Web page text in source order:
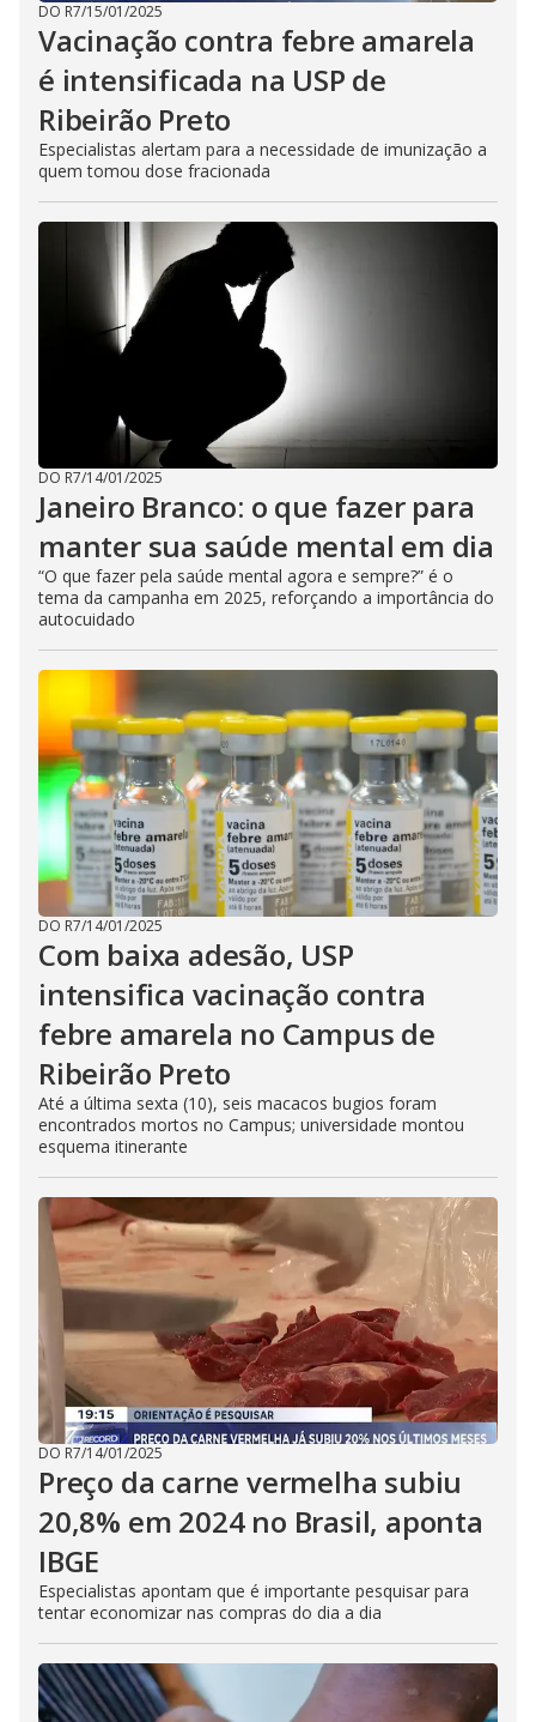
DO R7/15/01/2025
Vacinação contra febre amarela
é intensificada na USP de
Ribeirão Preto
Especialistas alertam para a necessidade de imunização a
quem tomou dose fracionada
DO R7/14/01/2025
Janeiro Branco: o que fazer para
manter sua saúde mental em dia
“O que fazer pela saúde mental agora e sempre?” é o
tema da campanha em 2025, reforçando a importância do
autocuidado
DO R7/14/01/2025
Com baixa adesão, USP
intensifica vacinação contra
febre amarela no Campus de
Ribeirão Preto
Até a última sexta (10), seis macacos bugios foram
encontrados mortos no Campus; universidade montou
esquema itinerante
DO R7/14/01/2025
Preço da carne vermelha subiu
20,8% em 2024 no Brasil, aponta
IBGE
Especialistas apontam que é importante pesquisar para
tentar economizar nas compras do dia a dia